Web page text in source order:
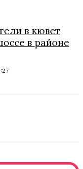
в кювет
в районе